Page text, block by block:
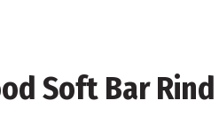
Soft Bar Rind